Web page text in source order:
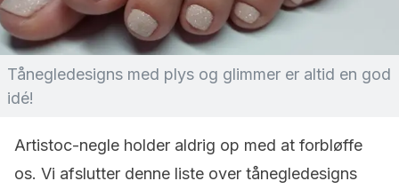
Tånegledesigns med plys og glimmer er altid en god
idé!
Artistoc-negle holder aldrig op med at forbløffe
os. Vi afslutter denne liste over tånegledesigns